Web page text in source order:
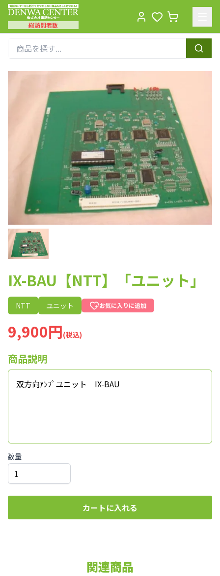
総訪問者数
IX-BAU【NTT】「ユニット」
NTT ユニット お気に入りに追加
9,900円(税込)
商品説明
双方向ｱﾝﾌﾟユニット IX-BAU
数量
カートに入れる
関連商品